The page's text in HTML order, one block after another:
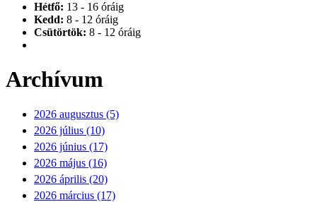
Hétfő: 13 - 16 óráig
Kedd: 8 - 12 óráig
Csütörtök: 8 - 12 óráig
Archívum
2026 augusztus (5)
2026 július (10)
2026 június (17)
2026 május (16)
2026 április (20)
2026 március (17)